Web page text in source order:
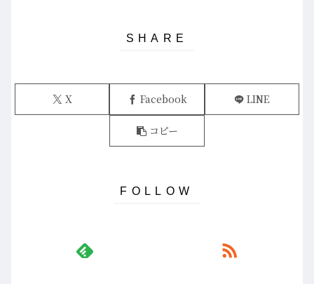
X Facebook LINE
コピー